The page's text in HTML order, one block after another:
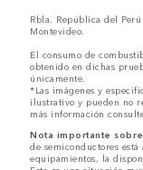
Rbla. República del
Montevideo.
El consumo de
obtenido en dichas
únicamente.
*Las imágenes y
ilustrativo y pueden no
más información
Nota importante
de semiconductores
equipamientos, la